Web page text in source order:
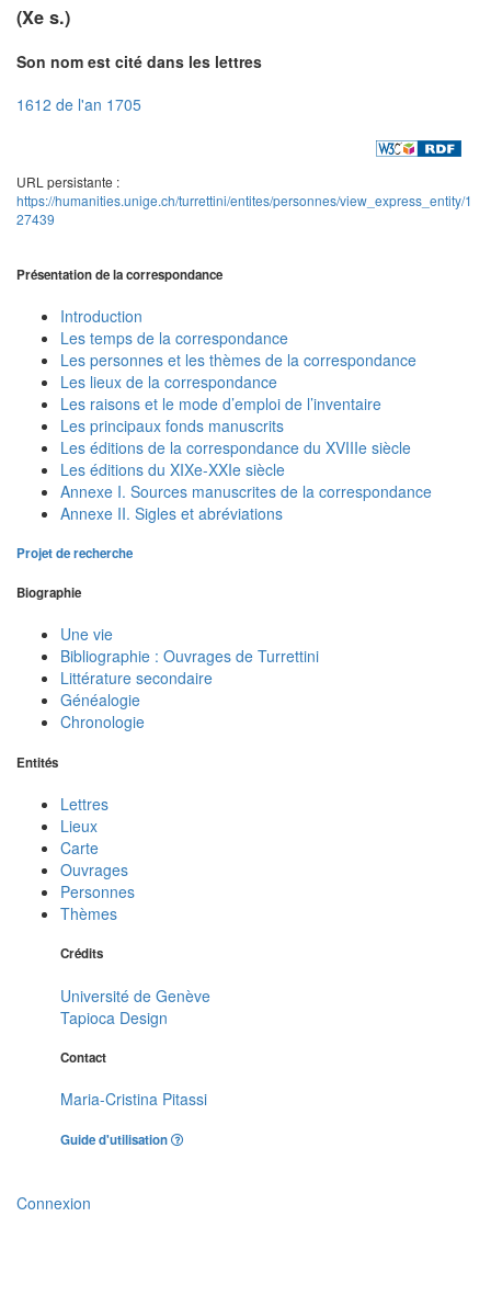
(Xe s.)
Son nom est cité dans les lettres
1612 de l'an 1705
URL persistante :
https://humanities.unige.ch/turrettini/entites/personnes/view_express_entity/1
27439
Présentation de la correspondance
Introduction
Les temps de la correspondance
Les personnes et les thèmes de la correspondance
Les lieux de la correspondance
Les raisons et le mode d’emploi de l’inventaire
Les principaux fonds manuscrits
Les éditions de la correspondance du XVIIIe siècle
Les éditions du XIXe-XXIe siècle
Annexe I. Sources manuscrites de la correspondance
Annexe II. Sigles et abréviations
Projet de recherche
Biographie
Une vie
Bibliographie : Ouvrages de Turrettini
Littérature secondaire
Généalogie
Chronologie
Entités
Lettres
Lieux
Carte
Ouvrages
Personnes
Thèmes
Crédits
Université de Genève
Tapioca Design
Contact
Maria-Cristina Pitassi
Guide d'utilisation
Connexion